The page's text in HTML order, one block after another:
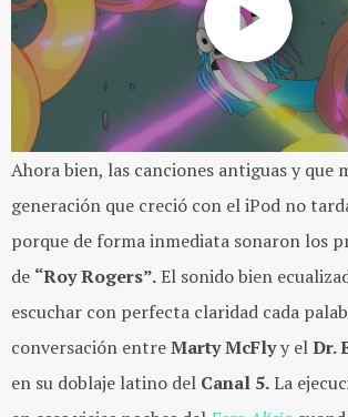
Ahora bien, las canciones antiguas y que
generación que creció con el iPod no
porque de forma inmediata sonaron los
de “Roy Rogers”.El sonido bien
escuchar con perfecta claridad cada
conversación entreMarty McFlyy elDr.
en su doblaje latino del Canal 5.La